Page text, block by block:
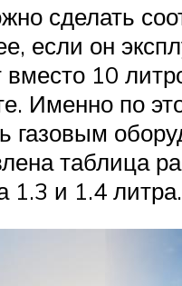
сделать
если он
вместо 10
Именно по
газовым
таблица
1.3 и 1.4 литра.